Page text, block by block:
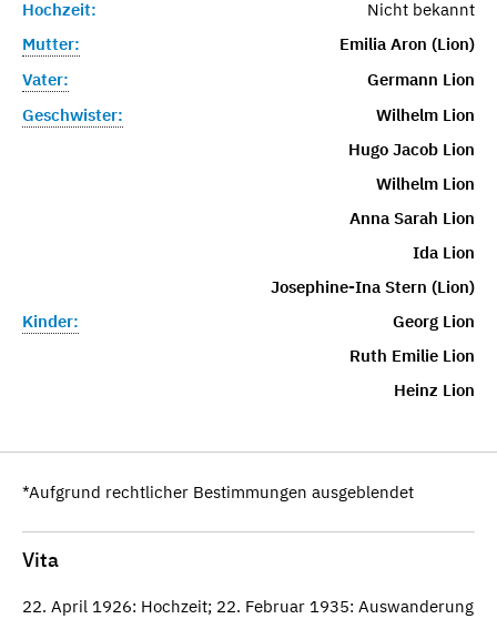
Hochzeit:
Nicht bekannt
Mutter:
Emilia Aron (Lion)
Vater:
Germann Lion
Geschwister:
Wilhelm Lion
Hugo Jacob Lion
Wilhelm Lion
Anna Sarah Lion
Ida Lion
Josephine-Ina Stern (Lion)
Kinder:
Georg Lion
Ruth Emilie Lion
Heinz Lion
*Aufgrund rechtlicher Bestimmungen ausgeblendet
Vita
22. April 1926: Hochzeit; 22. Februar 1935: Auswanderung